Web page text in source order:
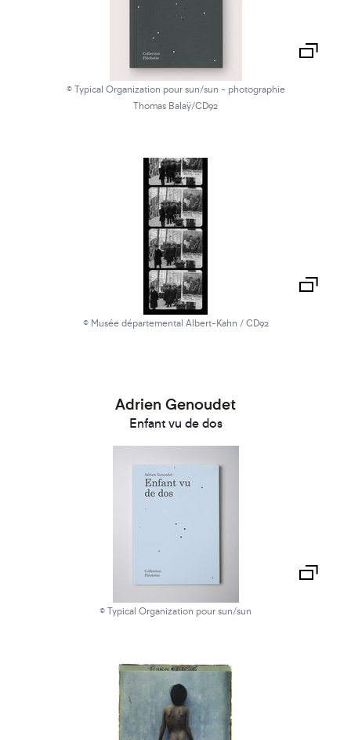
© Typical Organization pour sun/sun - photographie
Thomas Balaÿ/CD92
© Musée départemental Albert-Kahn / CD92
Adrien Genoudet
Enfant vu de dos
© Typical Organization pour sun/sun